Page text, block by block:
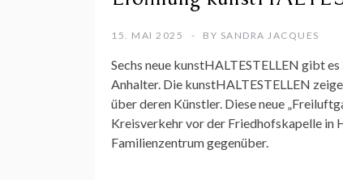
15. MAI 2025 BY SANDRA JACQUES
Sechs neue kunstHALTESTELLEN gibt
Anhalter. Die kunstHALTESTELLEN
über deren Künstler. Diese neue
Kreisverkehr vor der Friedhofskapelle in
Familienzentrum gegenüber.